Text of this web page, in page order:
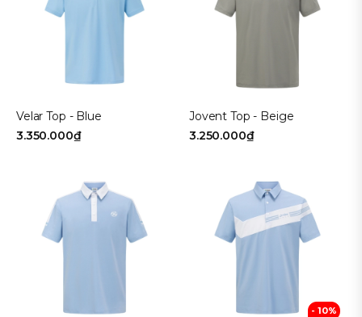
Velar Top - Blue
3.350.000₫
Jovent Top - Beige
3.250.000₫
- 10%